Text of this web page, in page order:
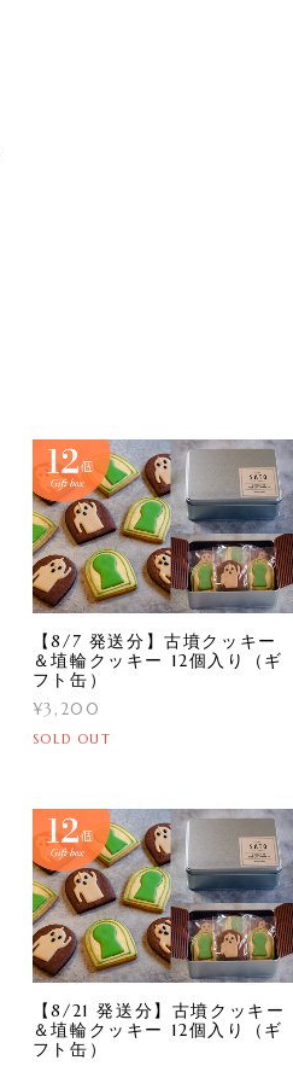
【8/7 発送分】古墳クッキー
＆埴輪クッキー 12個入り（ギ
フト缶）
¥3,200
SOLD OUT
【8/21 発送分】古墳クッキー
＆埴輪クッキー 12個入り（ギ
フト缶）